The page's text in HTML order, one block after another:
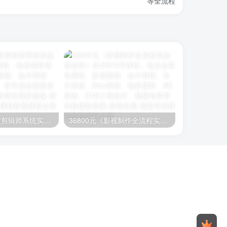
26800元《职业剪辑师系统实战就业班》400节课程，包含视听语言、编剧、影视剪辑、短片剪辑、长片剪辑等内容。非常适合想要进阶学习剪辑知识的朋友 36800元《影视制作全流程实战就业班》共计874节课程。包含达芬奇调色、影视剪辑、短片剪辑、长片剪辑、Amc剪辑、电影摄影、AE特效、C4D三维设计、视频包装等内容